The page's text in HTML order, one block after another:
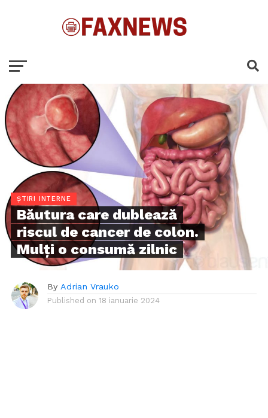
ȘTIRI INTERNE
Băutura care dublează
riscul de cancer de colon.
Mulți o consumă zilnic
By Adrian Vrauko
Published on 18 ianuarie 2024